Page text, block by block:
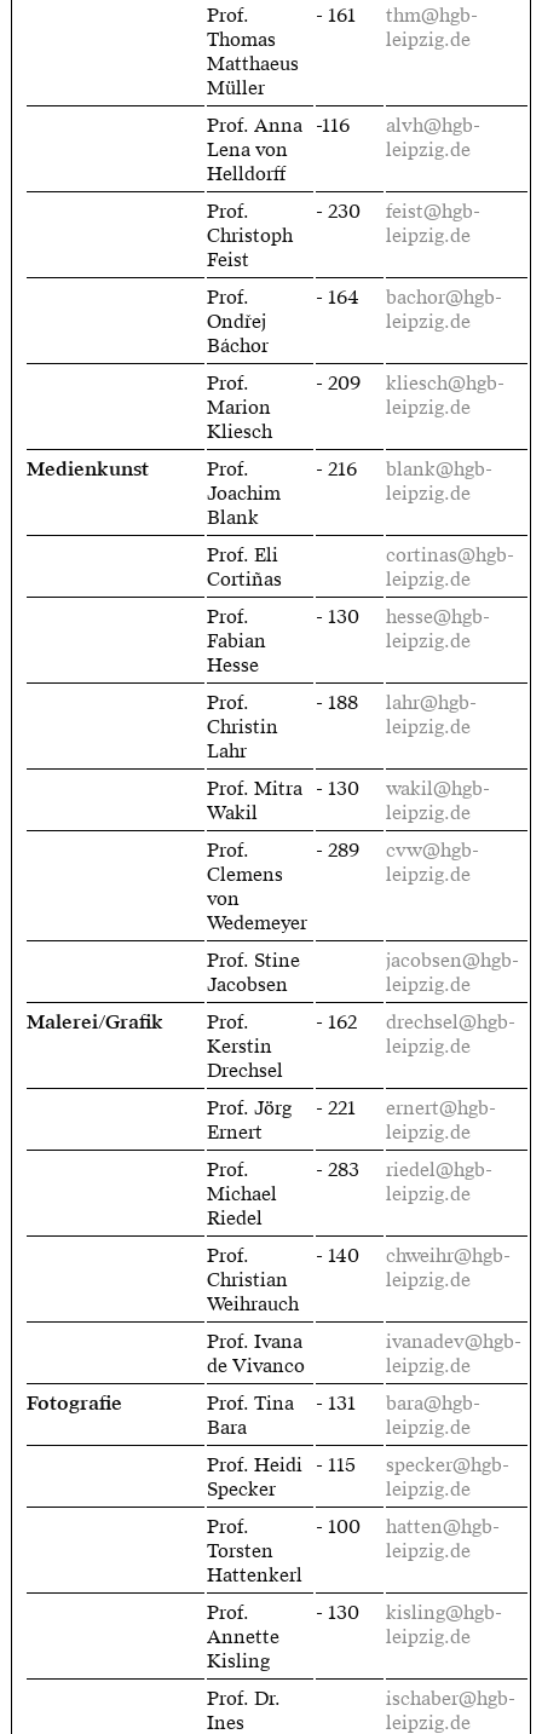
Prof.
Thomas
Matthaeus
Müller
- 161
thm@hgb-
leipzig.de
Prof. Anna
Lena von
Helldorff
-116
alvh@hgb-
leipzig.de
Prof.
Christoph
Feist
- 230
feist@hgb-
leipzig.de
Prof.
Ondřej
Báchor
- 164
bachor@hgb-
leipzig.de
Prof.
Marion
Kliesch
- 209
kliesch@hgb-
leipzig.de
Medienkunst
Prof.
Joachim
Blank
- 216
blank@hgb-
leipzig.de
Prof. Eli
Cortiñas
cortinas@hgb-
leipzig.de
Prof.
Fabian
Hesse
- 130
hesse@hgb-
leipzig.de
Prof.
Christin
Lahr
- 188
lahr@hgb-
leipzig.de
Prof. Mitra
Wakil
- 130
wakil@hgb-
leipzig.de
Prof.
Clemens
von
Wedemeyer
- 289
cvw@hgb-
leipzig.de
Prof. Stine
Jacobsen
jacobsen@hgb-
leipzig.de
Malerei/Grafik
Prof.
Kerstin
Drechsel
- 162
drechsel@hgb-
leipzig.de
Prof. Jörg
Ernert
- 221
ernert@hgb-
leipzig.de
Prof.
Michael
Riedel
- 283
riedel@hgb-
leipzig.de
Prof.
Christian
Weihrauch
- 140
chweihr@hgb-
leipzig.de
Prof. Ivana
de Vivanco
ivanadev@hgb-
leipzig.de
Fotografie
Prof. Tina
Bara
- 131
bara@hgb-
leipzig.de
Prof. Heidi
Specker
- 115
specker@hgb-
leipzig.de
Prof.
Torsten
Hattenkerl
- 100
hatten@hgb-
leipzig.de
Prof.
Annette
Kisling
- 130
kisling@hgb-
leipzig.de
Prof. Dr.
Ines
ischaber@hgb-
leipzig.de